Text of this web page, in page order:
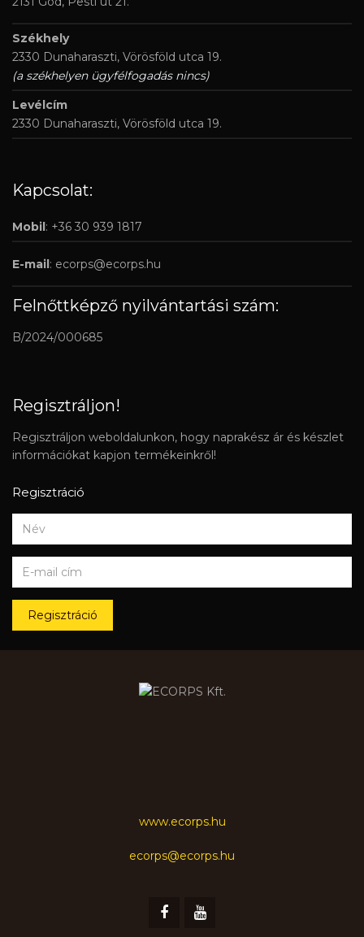
Székhely
2330 Dunaharaszti, Vörösföld utca 19.
(a székhelyen ügyfélfogadás nincs)
Levélcím
2330 Dunaharaszti, Vörösföld utca 19.
Kapcsolat:
Mobil: +36 30 939 1817
E-mail: ecorps@ecorps.hu
Felnőttképző nyilvántartási szám:
B/2024/000685
Regisztráljon!
Regisztráljon weboldalunkon, hogy naprakész ár és készlet
információkat kapjon termékeinkről!
Regisztráció
Regisztráció
www.ecorps.hu
ecorps@ecorps.hu